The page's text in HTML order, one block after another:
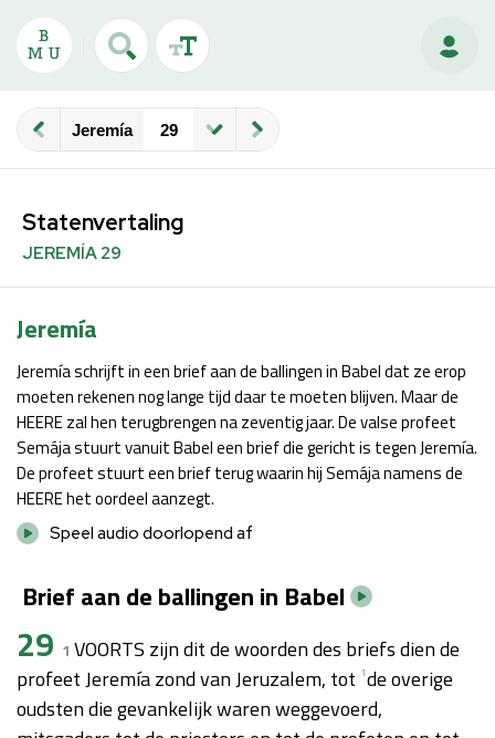
Jeremía
Statenvertaling
JEREMÍA 29
Jeremía
Jeremía schrijft in een brief aan de ballingen in Babel dat ze erop
moeten rekenen nog lange tijd daar te moeten blijven. Maar de
HEERE zal hen terugbrengen na zeventig jaar. De valse profeet
Semája stuurt vanuit Babel een brief die gericht is tegen Jeremía.
De profeet stuurt een brief terug waarin hij Semája namens de
HEERE het oordeel aanzegt.
Speel audio doorlopend af
Brief aan de ballingen in Babel
29 1 VOORTS zijn dit de woorden des briefs dien de
profeet Jeremía zond van Jeruzalem, tot 1de overige
oudsten die gevankelijk waren weggevoerd,